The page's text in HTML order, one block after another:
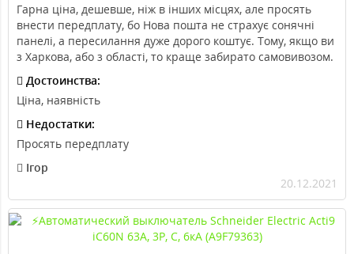
Гарна ціна, дешевше, ніж в інших місцях, але просять
внести передплату, бо Нова пошта не страхує сонячні
панелі, а пересилання дуже дорого коштує. Тому, якщо ви
з Харкова, або з області, то краще забирато самовивозом.
Достоинства:
Ціна, наявність
Недостатки:
Просять передплату
Ігор
20.12.2021